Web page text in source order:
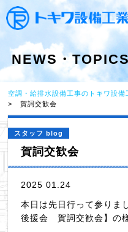
NEWS・TOPICS
空調・給排水設備工事のトキワ設備
賀詞交歓会
スタッフ blog
賀詞交歓会
2025 01.24
本日は先日行って参り
後援会 賀詞交歓会】の